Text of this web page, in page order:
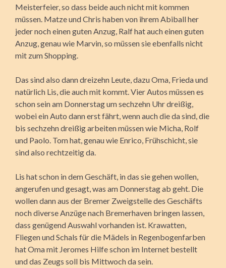
Meisterfeier, so dass beide auch nicht mit kommen
müssen. Matze und Chris haben von ihrem Abiball her
jeder noch einen guten Anzug, Ralf hat auch einen guten
Anzug, genau wie Marvin, so müssen sie ebenfalls nicht
mit zum Shopping.
Das sind also dann dreizehn Leute, dazu Oma, Frieda und
natürlich Lis, die auch mit kommt. Vier Autos müssen es
schon sein am Donnerstag um sechzehn Uhr dreißig,
wobei ein Auto dann erst fährt, wenn auch die da sind, die
bis sechzehn dreißig arbeiten müssen wie Micha, Rolf
und Paolo. Tom hat, genau wie Enrico, Frühschicht, sie
sind also rechtzeitig da.
Lis hat schon in dem Geschäft, in das sie gehen wollen,
angerufen und gesagt, was am Donnerstag ab geht. Die
wollen dann aus der Bremer Zweigstelle des Geschäfts
noch diverse Anzüge nach Bremerhaven bringen lassen,
dass genügend Auswahl vorhanden ist. Krawatten,
Fliegen und Schals für die Mädels in Regenbogenfarben
hat Oma mit Jeromes Hilfe schon im Internet bestellt
und das Zeugs soll bis Mittwoch da sein.